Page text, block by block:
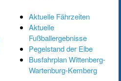
Aktuelle Fährzeiten
Aktuelle
Fußballergebnisse
Pegelstand der Elbe
Busfahrplan Wittenberg-
Wartenburg-Kemberg